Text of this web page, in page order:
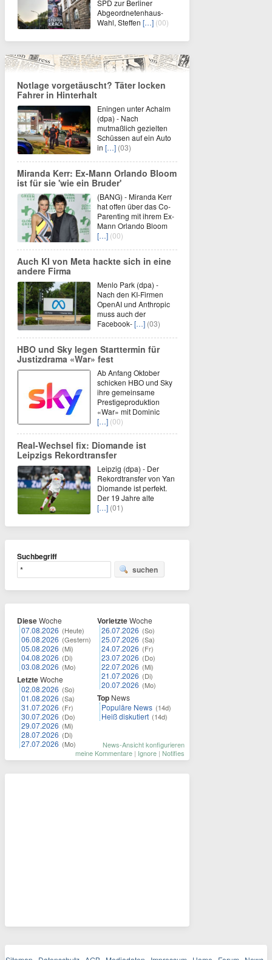
SPD zur Berliner
Abgeordnetenhaus-
Wahl, Steffen […] (00)
Notlage vorgetäuscht? Täter locken
Fahrer in Hinterhalt
Eningen unter Achalm
(dpa) - Nach
mutmaßlich gezielten
Schüssen auf ein Auto
in […] (03)
Miranda Kerr: Ex-Mann Orlando Bloom
ist für sie 'wie ein Bruder'
(BANG) - Miranda Kerr
hat offen über das Co-
Parenting mit ihrem Ex-
Mann Orlando Bloom
[…] (00)
Auch KI von Meta hackte sich in eine
andere Firma
Menlo Park (dpa) -
Nach den KI-Firmen
OpenAI und Anthropic
muss auch der
Facebook-[…] (03)
HBO und Sky legen Starttermin für
Justizdrama «War» fest
Ab Anfang Oktober
schicken HBO und Sky
ihre gemeinsame
Prestigeproduktion
«War» mit Dominic
[…] (00)
Real-Wechsel fix: Diomande ist
Leipzigs Rekordtransfer
Leipzig (dpa) - Der
Rekordtransfer von Yan
Diomande ist perfekt.
Der 19 Jahre alte
[…] (01)
Suchbegriff
suchen
DieseWoche
07.08.2026 (Heute)
06.08.2026 (Gestern)
05.08.2026 (Mi)
04.08.2026 (Di)
03.08.2026 (Mo)
LetzteWoche
02.08.2026 (So)
01.08.2026 (Sa)
31.07.2026 (Fr)
30.07.2026 (Do)
29.07.2026 (Mi)
28.07.2026 (Di)
27.07.2026 (Mo)
VorletzteWoche
26.07.2026 (So)
25.07.2026 (Sa)
24.07.2026 (Fr)
23.07.2026 (Do)
22.07.2026 (Mi)
21.07.2026 (Di)
20.07.2026 (Mo)
Top News
Populäre News (14d)
Heiß diskutiert (14d)
News-Ansicht konfigurieren
meine Kommentare | Ignore | Notifies